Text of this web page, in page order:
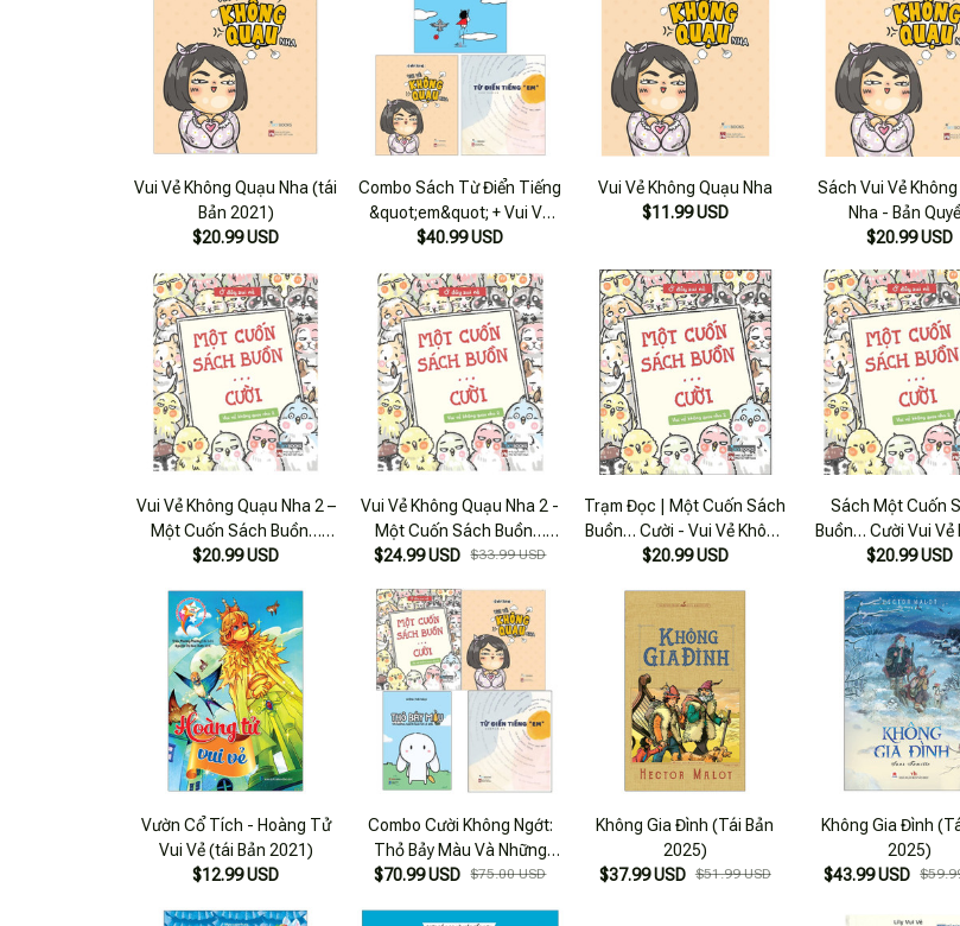
Vui Vẻ Không Quạu Nha (tái
Bản 2021)
$20.99 USD
Combo Sách Từ Điển Tiếng
&quot;em&quot; + Vui Vẻ
Không Quạu Nha + Đời Về
Cuốn) (tái Bản)
$40.99 USD
Vui Vẻ Không Quạu Nha
$11.99 USD
Sách Vui Vẻ
Nha - Bản
$20.99 USD
Vui Vẻ Không Quạu Nha 2 –
Một Cuốn Sách Buồn…
Cười
$20.99 USD
Vui Vẻ Không Quạu Nha 2 -
Một Cuốn Sách Buồn…
Cười
$24.99 USD $33.99 USD
Trạm Đọc | Một Cuốn Sách
Buồn… Cười - Vui Vẻ Không
Quạu Nha 2 - Bản Thường
$20.99 USD
Sách Một Cuốn
Buồn… Cười Vui Vẻ Không
Quạu 2 - Bản
$20.99 USD
Vườn Cổ Tích - Hoàng Tử
Vui Vẻ (tái Bản 2021)
$12.99 USD
Combo Cười Không Ngớt:
Thỏ Bảy Màu Và Những
Người Nghĩ Nó Là Bạn +Một
$70.99 USD $75.00 USD
Không Gia Đình (Tái Bản
2025)
$37.99 USD $51.99 USD
Không Gia Đình
2025)
$43.99 USD